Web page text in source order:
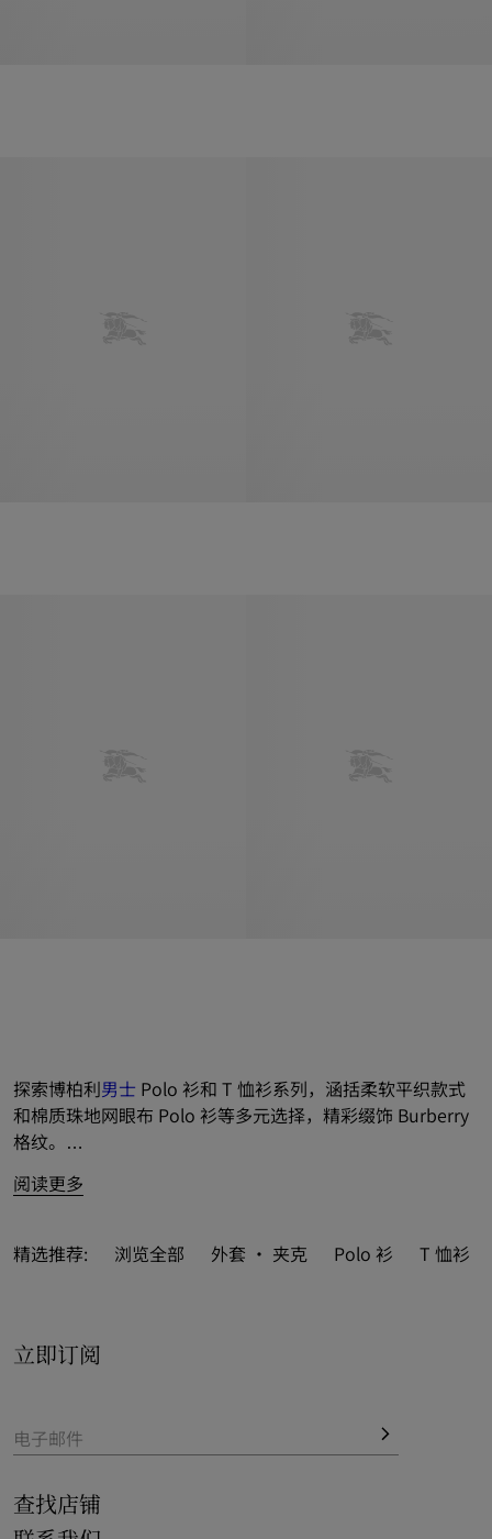
探索博柏利男士 Polo 衫和 T 恤衫系列，涵括柔软平织款式
和棉质珠地网眼布 Polo 衫等多元选择，精彩缀饰 Burberry
格纹。
全新 T 恤衫和长袖上衣缤纷亮相，巧搭品牌徽标和新意印
阅读更多
精选推荐: 浏览全部 外套 · 夹克 Polo 衫 T 恤衫
立即订阅
电子邮件
查找店铺